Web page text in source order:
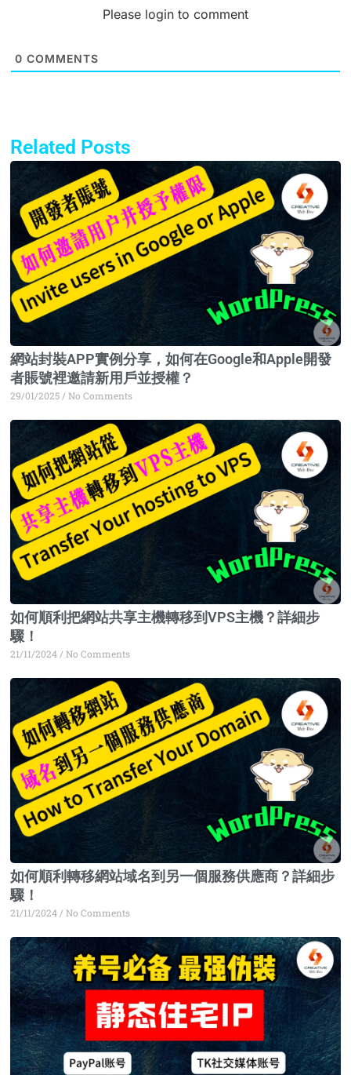
Please login to comment
0 COMMENTS
Related Posts
網站封裝APP實例分享，如何在Google和Apple開發
者賬號裡邀請新用戶並授權？
29/01/2025 No Comments
如何順利把網站共享主機轉移到VPS主機？詳細步
驟！
21/11/2024 No Comments
如何順利轉移網站域名到另一個服務供應商？詳細步
驟！
21/11/2024 No Comments
Page
Page